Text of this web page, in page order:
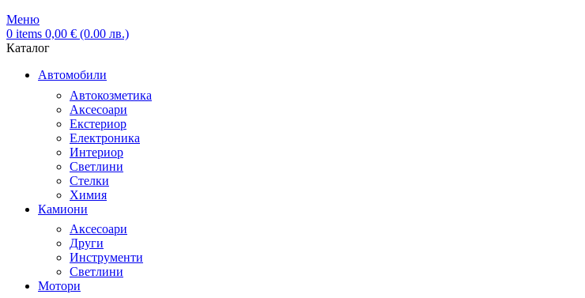
Меню
0 items 0,00 € (0.00 лв.)
Каталог
Автомобили
Автокозметика
Аксесоари
Екстериор
Електроника
Интериор
Светлини
Стелки
Химия
Камиони
Аксесоари
Други
Инструменти
Светлини
Мотори